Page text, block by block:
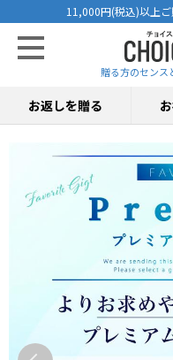
11,000円(税込)以上
贈る方のセン
お返しを贈る